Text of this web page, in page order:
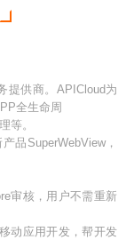
提供商。APICloud为
全生命周
等。
品SuperWebView，
审核，用户不需重新
动应用开发，帮开发